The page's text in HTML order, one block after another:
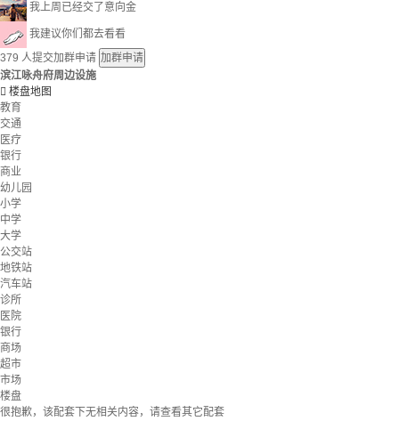
我上周已经交了意向金
我建议你们都去看看
379 人提交加群申请 加群申请
滨江咏舟府周边设施
 楼盘地图
教育
交通
医疗
银行
商业
幼儿园
小学
中学
大学
公交站
地铁站
汽车站
诊所
医院
银行
商场
超市
市场
楼盘
很抱歉，该配套下无相关内容，请查看其它配套